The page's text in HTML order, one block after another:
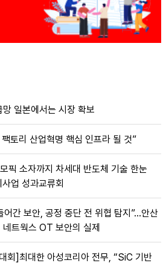
일본에서는 시장 확보
토리 산업혁명 핵심 인프라 될 것”
픽 소자까지 차세대 반도체 기술 한눈
업 성과교류회
간 보안, 공정 중단 전 위협 탐지”…안산
트웍스 OT 보안의 실제
회]최대한 아성코리아 전무, “SiC 기반